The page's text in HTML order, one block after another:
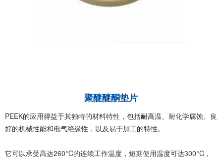
聚醚醚酮垫片
PEEK的应用得益于其独特的材料特性，包括耐高温、耐化学腐蚀、良
好的机械性能和电气绝缘性，以及易于加工的特性。
它可以承受高达260°C的连续工作温度，短期使用温度可达300°C，